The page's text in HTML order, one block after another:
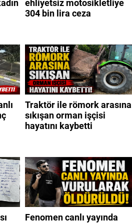
ehliyetsiz motosikletliye
304 bin lira ceza
Traktör ile römork arasına
sıkışan orman işçisi
hayatını kaybetti
Fenomen canlı yayında